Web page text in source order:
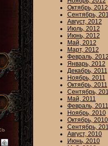
Октябрь, 2012
Сентябрь,
Август, 2012
Июль, 2012
Июнь, 2012
Май, 2012
Март, 2012
Февраль, 2012
Январь, 2012
Декабрь, 2011
Ноябрь, 2011
Октябрь, 2011
Сентябрь,
Май, 2011
Февраль, 2011
Ноябрь, 2010
Октябрь, 2010
Сентябрь,
Август, 2010
Июнь, 2010